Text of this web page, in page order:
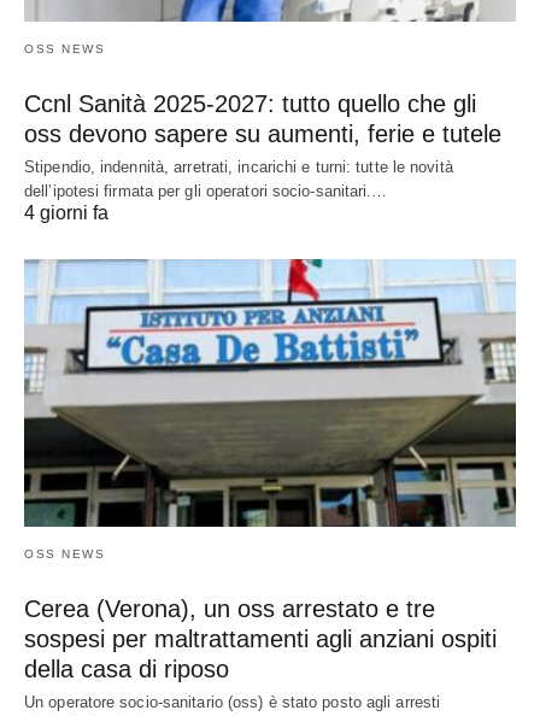
OSS NEWS
Ccnl Sanità 2025-2027: tutto quello che gli
oss devono sapere su aumenti, ferie e tutele
Stipendio, indennità, arretrati, incarichi e turni: tutte le novità
dell’ipotesi firmata per gli operatori socio-sanitari.…
4 giorni fa
OSS NEWS
Cerea (Verona), un oss arrestato e tre
sospesi per maltrattamenti agli anziani ospiti
della casa di riposo
Un operatore socio-sanitario (oss) è stato posto agli arresti